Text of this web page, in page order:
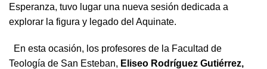
Esperanza, tuvo lugar una nueva sesión dedicada a
explorar la figura y legado del Aquinate.
En esta ocasión, los profesores de la Facultad de
Teología de San Esteban, Eliseo Rodríguez Gutiérrez,